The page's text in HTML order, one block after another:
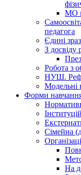
МО
педагога
Єдині
З досвіду
Робота з
НУШ.
Модельні
Форми
Сімейна
На